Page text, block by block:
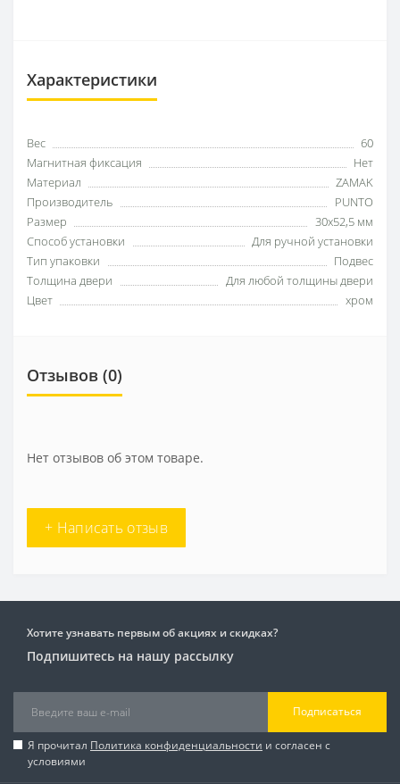
Характеристики
Вес
60
Магнитная фиксация
Нет
Материал
ZAMAK
Производитель
PUNTO
Размер
30x52,5 мм
Способ установки
Для ручной установки
Тип упаковки
Подвес
Толщина двери
Для любой толщины двери
Цвет
хром
Отзывов (0)
Нет отзывов об этом товаре.
+ Написать отзыв
Хотите узнавать первым об акциях и скидках?
Подпишитесь на нашу рассылку
Подписаться
Я прочитал Политика конфиденциальности и согласен с
условиями